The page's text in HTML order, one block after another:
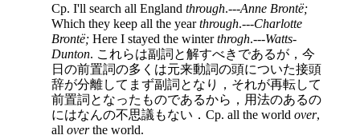
Cp. I'll search all England through.---Anne Brontë;
Which they keep all the yearthrough.---Charlotte
Brontë; Here I stayed the winterthrogh.---Watts-
Dunton. これらは副詞と解すべきであるが，今
日の前置詞の多くは元来動詞の頭についた接頭
辞が分離してまず副詞となり，それが再転して
前置詞となったものであるから，用法のあるの
にはなんの不思議もない．Cp. all the world over,
all overthe world.